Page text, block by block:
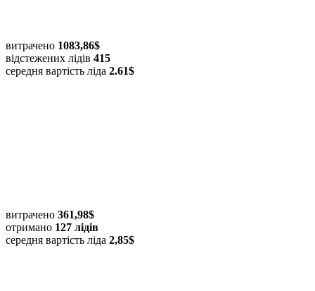
витрачено 1083,86$
відстежених лідів 415
середня вартість ліда 2.61$
витрачено 361,98$
отримано 127 лідів
середня вартість ліда 2,85$